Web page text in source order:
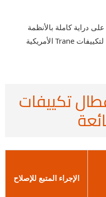
دراية كاملة بالأنظمة
والأكواد والدوائر الكهربائية المعقدة لتكييفات Trane الأمريكية
تكييفات
الإجراء المتبع للإصلاح